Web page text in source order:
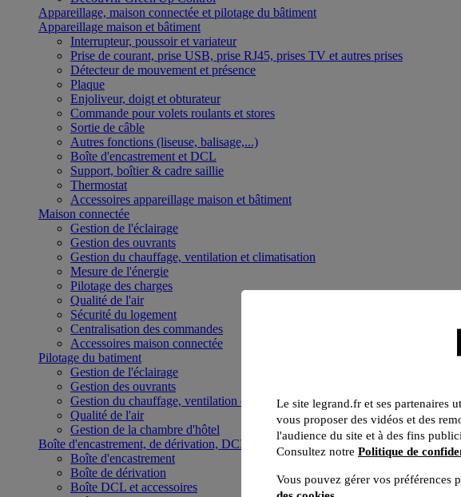
Appareillage, maison connectée et pilotage du bâtiment
Appareillage maison et bâtiment
Interrupteur, poussoir et variateur
Prise de courant, prise USB, prise RJ45, prises TV et autres prises
Détecteur de mouvement et présence
Plaque
Enjoliveur, doigt et obturateur
Commande pour volets roulants et stores
Sortie de câble
Autres fonctions (liseuse, balisage,...)
Boîte d'encastrement et DCL
Support, boîtier & cadre saillie
Thermostat
Accessoires appareillage maison et bâtiment
Maison connectée
Gestion de l'éclairage
Gestion des ouvrants
Gestion du chauffage, ventilation et climatisation
Mesure de l'énergie
Pilotage des charges
Qualité de l'air
Sécurité du logement
Centralisation des commandes
Accessoires maison connectée
Pilotage du batiment
Gestion de l'éclairage
Gestion des ouvrants
Gestion du chauffage, ventilation et climatisation
Qualité de l'air
Gestion de la chambre d'hôtel
Boîte d'encastrement, de dérivation, DCL et boîte de sol
Boîte d'encastrement
Boîte de dérivation
Boîte DCL et accessoires
Le site legrand.fr et ses partenaires
vous proposer des vidéos et des
l'audience du site et à des fins
Consultez notre Politique de
Vous pouvez gérer vos préférences